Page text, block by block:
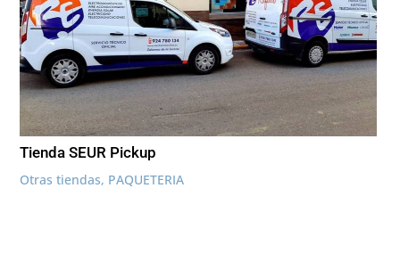
Tienda SEUR Pickup
Otras tiendas, PAQUETERIA